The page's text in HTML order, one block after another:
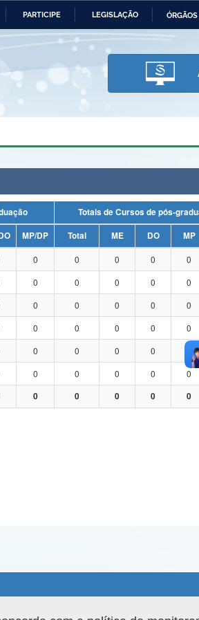
PARTICIPE LEGISLAÇÃO
Ministério da Economia Ministério da
Ministério da
Tecnologia,
Comunicações
e dos Direitos Humanos
Planalto
pós-graduação
Totais de Cursos de pós-
MP/DP Total ME DO MP
0 0 0 0 0
0 0 0 0 0
0 0 0 0 0
0 0 0 0 0
0 0 0 0
0 0 0 0 0
0 0 0 0 0